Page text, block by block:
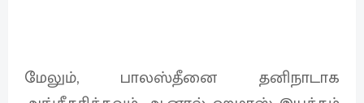
மேலும், பாலஸ்தீனை தனிநாடாக